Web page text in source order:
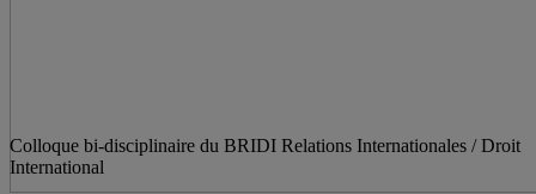
Colloque bi-disciplinaire du BRIDI Relations Internationales / Droit
International